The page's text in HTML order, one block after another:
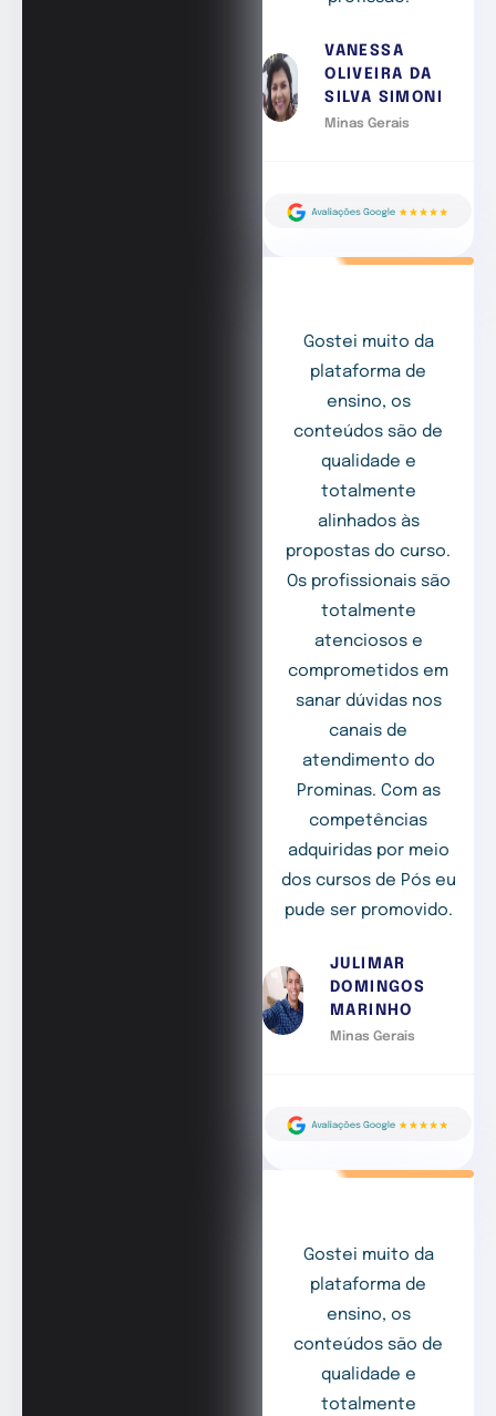
VANESSA
OLIVEIRA DA
SILVA SIMONI
Minas Gerais
Gostei muito da
plataforma de
ensino, os
conteúdos são de
qualidade e
totalmente
alinhados às
propostas do curso.
Os profissionais são
totalmente
atenciosos e
comprometidos em
sanar dúvidas nos
canais de
atendimento do
Prominas. Com as
competências
adquiridas por meio
dos cursos de Pós eu
pude ser promovido.
JULIMAR
DOMINGOS
MARINHO
Minas Gerais
Gostei muito da
plataforma de
ensino, os
conteúdos são de
qualidade e
totalmente